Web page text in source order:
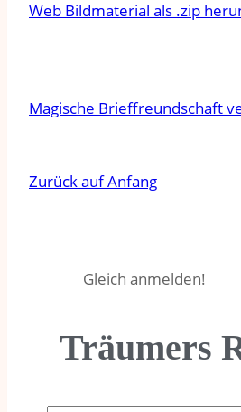
Web Bildmaterial als .zip
Magische Brieffreundschaft
Zurück auf Anfang
Gleich anmelden!
Träumers